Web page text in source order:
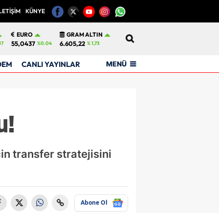
KÜNYE
EURO
55,0437 %0.04
GRAM ALTIN
6.605,22 % 1,73
CANLI YAYINLAR MENÜ
transfer stratejisini
Abone Ol